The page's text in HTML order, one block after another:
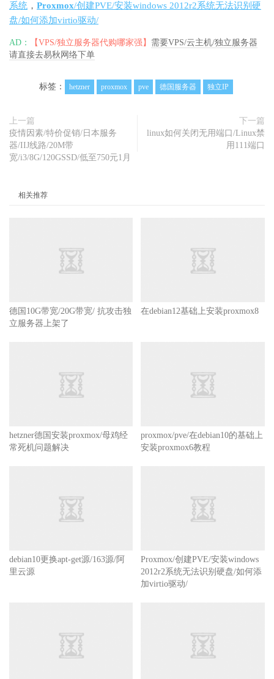
系统 ， Proxmox/创建PVE/安装windows 2012r2系统无法识别硬
盘/如何添加virtio驱动/
AD： 【VPS/独立服务器代购哪家强】 需要VPS/云主机/独立服务器
请直接去易秋网络下单
标签： hetzner proxmox pve 德国服务器 独立IP
上一篇
疫情因素/特价促销/日本服务
器/IIJ线路/20M带
宽/i3/8G/120GSSD/低至750元1月
下一篇
linux如何关闭无用端口/Linux禁
用111端口
相关推荐
德国10G带宽/20G带宽/ 抗攻击独
立服务器上架了
在debian12基础上安装proxmox8
hetzner德国安装proxmox/母鸡经
常死机问题解决
proxmox/pve/在debian10的基础上
安装proxmox6教程
debian10更换apt-get源/163源/阿
里云源
Proxmox/创建PVE/安装windows
2012r2系统无法识别硬盘/如何添
加virtio驱动/